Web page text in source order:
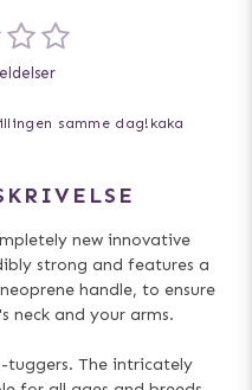
samme dag! kaka
new innovative
strong and features a
handle, to ensure
neck and your arms.
The intricately